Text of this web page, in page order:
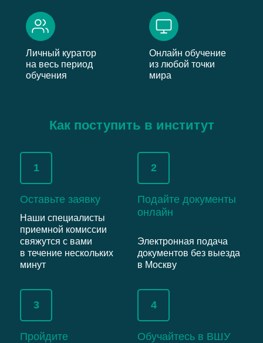
Личный куратор
на весь период
обучения
Онлайн обучение
из любой точки
мира
Как поступить в институт
Подайте документы
онлайн
Электронная подача
документов без выезда
в Москву
2
Пройдите
3
Оставьте заявку
Наши специалисты
приемной комиссии
свяжутся с вами
в течение нескольких
минут
1
Обучайтесь в ВШУ
4